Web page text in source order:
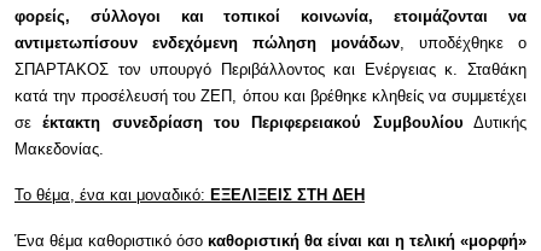
φορείς, σύλλογοι και τοπικοί κοινωνία, ετοιμάζονται να
αντιμετωπίσουν ενδεχόμενη πώληση μονάδων , υποδέχθηκε ο
ΣΠΑΡΤΑΚΟΣ τον υπουργό Περιβάλλοντος και Ενέργειας κ. Σταθάκη
κατά την προσέλευσή του ΖΕΠ, όπου και βρέθηκε κληθείς να συμμετέχει
σεέκτακτη συνεδρίαση του Περιφερειακού Συμβουλίου Δυτικής
Μακεδονίας.
Το θέμα, ένα και μοναδικό: ΕΞΕΛΙΞΕΙΣ ΣΤΗ ΔΕΗ
Ένα θέμα καθοριστικό όσο καθοριστική θα είναι και η τελική «μορφή»